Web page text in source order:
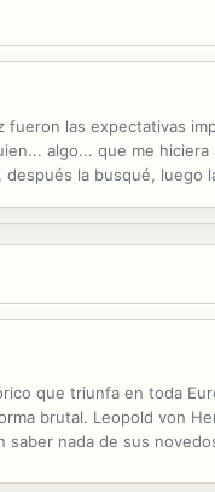
fueron las expectativas
algo... que me
la busqué, luego
que triunfa en toda
brutal. Leopold von
nada de sus